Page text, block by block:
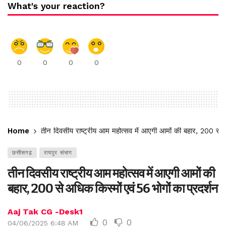
What's your reaction?
0 0 0 0
Home तीन दिवसीय राष्ट्रीय आम महोत्सव में आएगी आमों की बहार, 200 से
छत्तीसगढ़ रायपुर संभाग
तीन दिवसीय राष्ट्रीय आम महोत्सव में आएगी आमों की
बहार, 200 से अधिक किस्मों एवं 56 भोगों का प्रदर्शन
Aaj Tak CG -Desk1
04/06/2025 6:48 AM 0 0